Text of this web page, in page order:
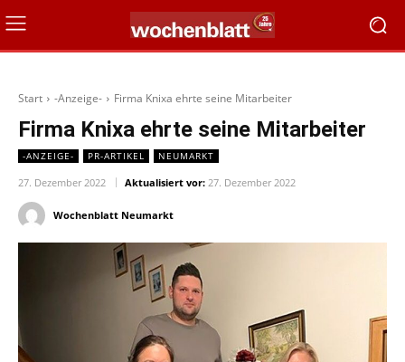
Start -Anzeige- Firma Knixa ehrte seine Mitarbeiter
Firma Knixa ehrte seine Mitarbeiter
-ANZEIGE- PR-ARTIKEL NEUMARKT
27. Dezember 2022 Aktualisiert vor: 27. Dezember 2022
Wochenblatt Neumarkt